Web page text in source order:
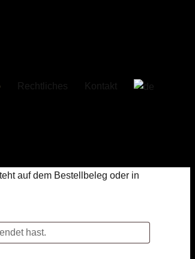
Rechtliches Kontakt
auf dem Bestellbeleg oder in